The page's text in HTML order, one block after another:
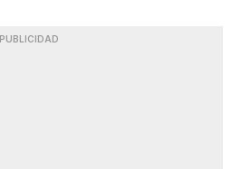
PUBLICIDAD